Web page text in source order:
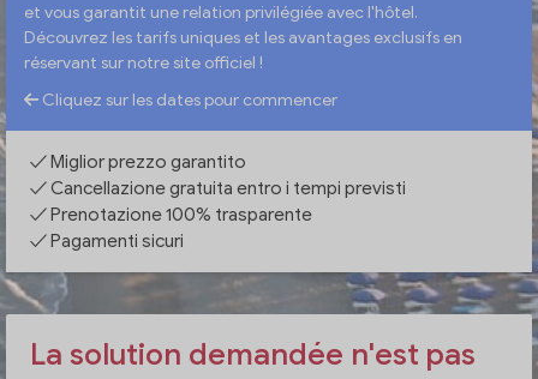
et vous garantit une relation privilégiée avec l'hôtel.
Découvrez les tarifs uniques et les avantages exclusifs en
réservant sur notre site officiel !
Cliquez sur les dates pour commencer
✓ Miglior prezzo garantito
✓ Cancellazione gratuita entro i tempi previsti
✓ Prenotazione 100% trasparente
✓ Pagamenti sicuri
La solution demandée n'est pas